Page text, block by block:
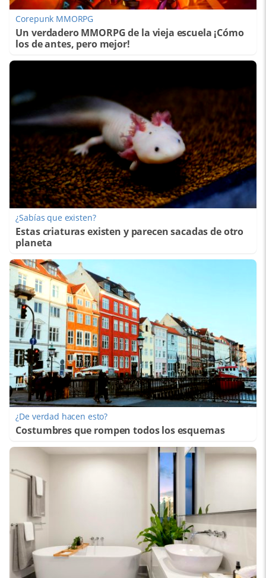
Corepunk MMORPG
Un verdadero MMORPG de la vieja escuela ¡Cómo
los de antes, pero mejor!
¿Sabías que existen?
Estas criaturas existen y parecen sacadas de otro
planeta
¿De verdad hacen esto?
Costumbres que rompen todos los esquemas